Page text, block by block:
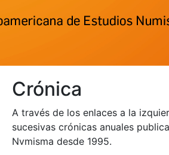
Erakutsi/Ezkutatu
Erakutsi/Ezkutatu
Crónica
A través de los enlaces a la
sucesivas crónicas anuales
Nvmisma desde 1995.